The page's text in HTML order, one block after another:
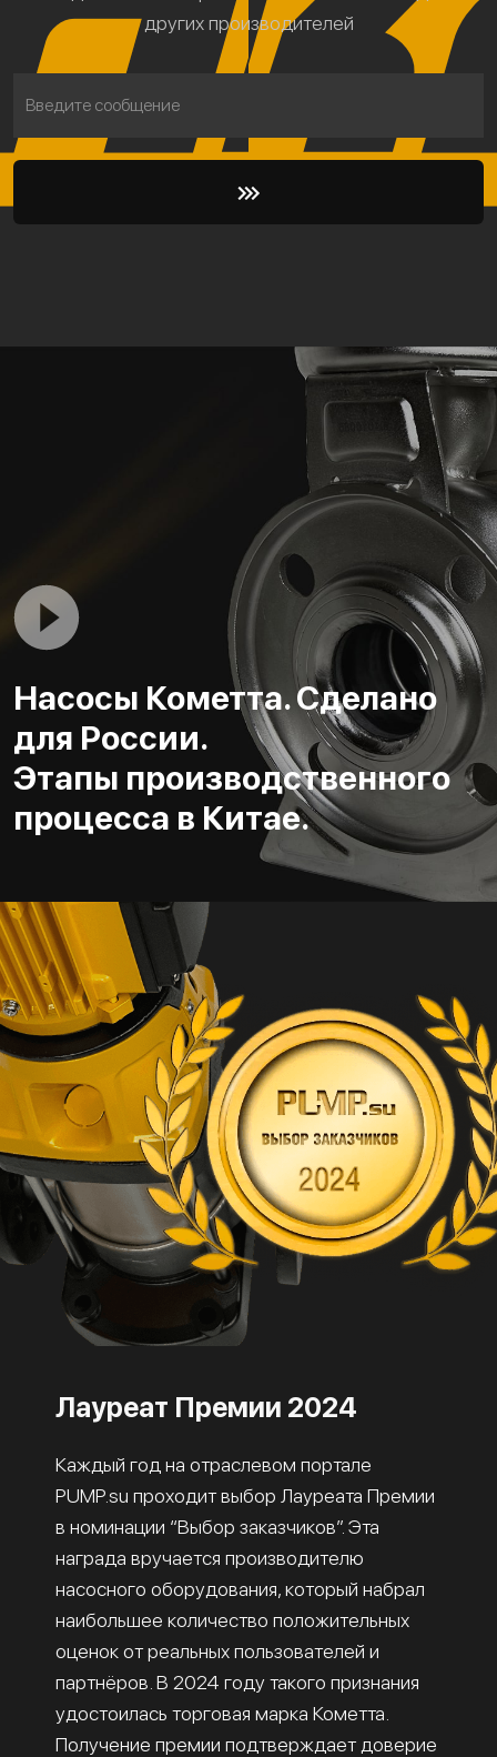
других производителей
Введите сообщение
Насосы Кометта. Сделано
для России.
Этапы производственного
процесса в Китае.
Лауреат Премии 2024
Каждый год на отраслевом портале
PUMP.su проходит выбор Лауреата Премии
в номинации “Выбор заказчиков”. Эта
награда вручается производителю
насосного оборудования, который набрал
наибольшее количество положительных
оценок от реальных пользователей и
партнёров. В 2024 году такого признания
удостоилась торговая марка Кометта.
Получение премии подтверждает доверие